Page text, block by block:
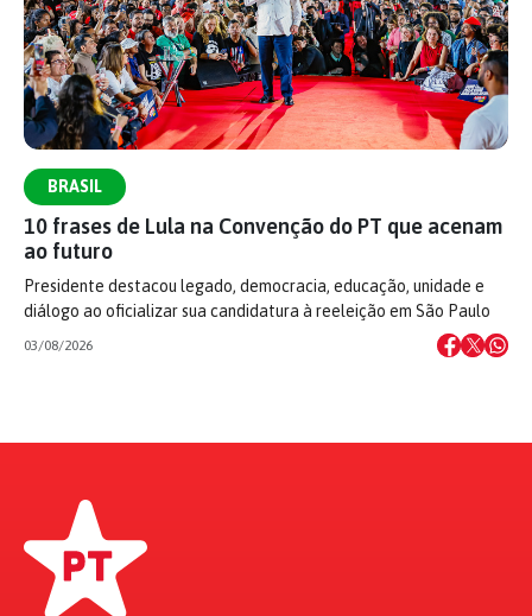
BRASIL
10 frases de Lula na Convenção do PT que acenam
ao futuro
Presidente destacou legado, democracia, educação, unidade e
diálogo ao oficializar sua candidatura à reeleição em São Paulo
03/08/2026